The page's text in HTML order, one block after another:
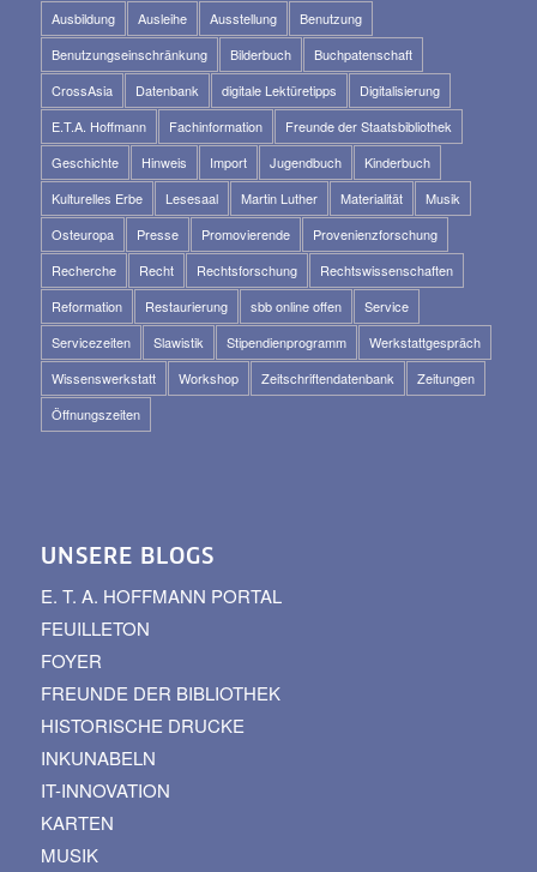
Ausbildung Ausleihe Ausstellung
Benutzung
Benutzungseinschränkung
Bilderbuch
Buchpatenschaft
CrossAsia
Datenbank digitale Lektüretipps
Digitalisierung
E.T.A. Hoffmann
Fachinformation
Freunde der Staatsbibliothek
Geschichte
Hinweis Import Jugendbuch
Kinderbuch
Kulturelles Erbe
Lesesaal Martin Luther Materialität
Musik
Osteuropa
Presse Promovierende
Provenienzforschung
Recherche
Recht Rechtsforschung
Rechtswissenschaften
Reformation
Restaurierung sbb online offen
Service
Servicezeiten
Slawistik Stipendienprogramm
Werkstattgespräch
Wissenswerkstatt
Workshop Zeitschriftendatenbank
Zeitungen
Öffnungszeiten
UNSERE BLOGS
E. T. A. HOFFMANN PORTAL
FEUILLETON
FOYER
FREUNDE DER BIBLIOTHEK
HISTORISCHE DRUCKE
INKUNABELN
IT-INNOVATION
KARTEN
MUSIK